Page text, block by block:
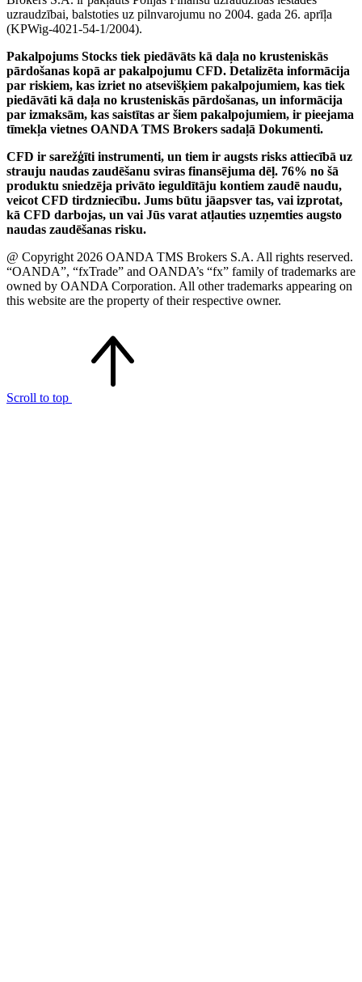
uzraudzībai, balstoties uz pilnvarojumu no 2004. gada 26. aprīļa
(KPWig-4021-54-1/2004).
Pakalpojums Stocks tiek piedāvāts kā daļa no krusteniskās
pārdošanas kopā ar pakalpojumu CFD. Detalizēta informācija
par riskiem, kas izriet no atsevišķiem pakalpojumiem, kas tiek
piedāvāti kā daļa no krusteniskās pārdošanas, un informācija
par izmaksām, kas saistītas ar šiem pakalpojumiem, ir pieejama
tīmekļa vietnes OANDA TMS Brokers sadaļā Dokumenti.
CFD ir sarežģīti instrumenti, un tiem ir augsts risks attiecībā uz
strauju naudas zaudēšanu sviras finansējuma dēļ. 76% no šā
produktu sniedzēja privāto ieguldītāju kontiem zaudē naudu,
veicot CFD tirdzniecību. Jums būtu jāapsver tas, vai izprotat,
kā CFD darbojas, un vai Jūs varat atļauties uzņemties augsto
naudas zaudēšanas risku.
@ Copyright 2026 OANDA TMS Brokers S.A. All rights reserved.
“OANDA”, “fxTrade” and OANDA’s “fx” family of trademarks are
owned by OANDA Corporation. All other trademarks appearing on
this website are the property of their respective owner.
Scroll to top